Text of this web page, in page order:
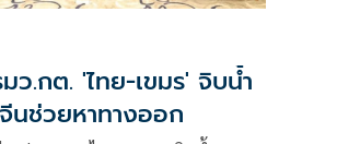
ว.กต. 'ไทย-เขมร' จิบน้ำ
นช่วยหาทางออก